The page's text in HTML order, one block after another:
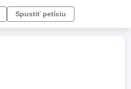
Spustiť petíciu